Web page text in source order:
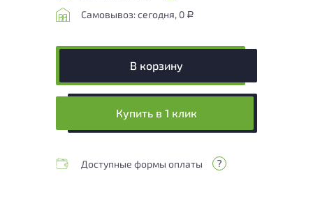
Самовывоз: сегодня, 0 Р
В корзину
Купить в 1 клик
Доступные формы оплаты